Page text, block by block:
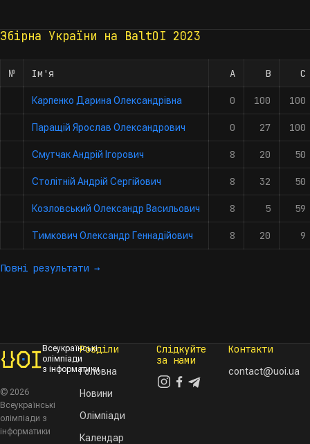
Збірна України на BaltOI 2023
№ Ім'я A B C
Карпенко Дарина Олександрівна 0 100 100
Паращій Ярослав Олександрович 0 27 100
Смутчак Андрій Ігорович 8 20 50
Столітній Андрій Сергійович 8 32 50
Козловський Олександр Васильович 8 5 59
Тимкович Олександр Геннадійович 8 20 9
Повні результати →
Всеукраїнські
олімпіади
з інформатики
© 2026
Всеукраїнські
олімпіади з
інформатики
Розділи
Головна
Новини
Олімпіади
Календар
Слідкуйте
за нами
Контакти
contact@uoi.ua